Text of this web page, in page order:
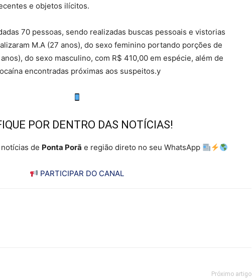
e objetos ilícitos.
70 pessoas, sendo realizadas buscas pessoais e vistorias
M.A (27 anos), do sexo feminino portando porções de
do sexo masculino, com R$ 410,00 em espécie, além de
encontradas próximas aos suspeitos.y
POR DENTRO DAS NOTÍCIAS!
de Ponta Porã e região direto no seu WhatsApp
PARTICIPAR DO CANAL
Próximo artigo